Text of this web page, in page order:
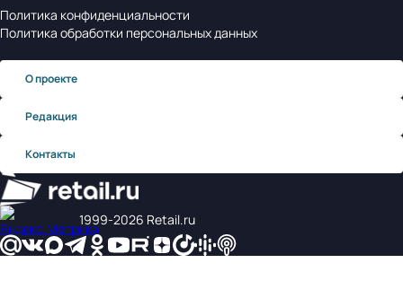
Политика конфиденциальности
Политика обработки персональных данных
О проекте
Редакция
Контакты
1999‑2026 Retail.ru